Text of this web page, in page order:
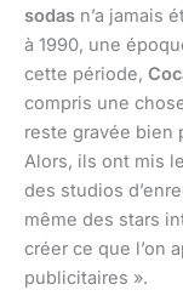
sodas n’a jamais
à 1990, une
cette période,
compris une
reste gravée bien
Alors, ils ont mis
des studios
même des stars
créer ce que l’on
publicitaires ».